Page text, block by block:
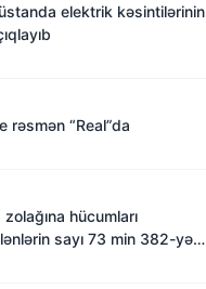
elektrik kəsintilərinin
rəsmən “Real”da
hücumları
sayı 73 min 382-yə